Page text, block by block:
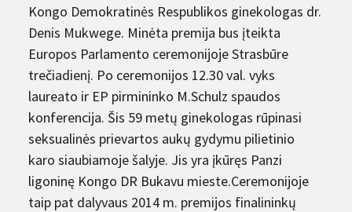
Kongo Demokratinės Respublikos ginekologas dr.
Denis Mukwege. Minėta premija bus įteikta
Europos Parlamento ceremonijoje Strasbūre
trečiadienį. Po ceremonijos 12.30 val. vyks
laureato ir EP pirmininko M.Schulz spaudos
konferencija. Šis 59 metų ginekologas rūpinasi
seksualinės prievartos aukų gydymu pilietinio
karo siaubiamoje šalyje. Jis yra įkūręs Panzi
ligoninę Kongo DR Bukavu mieste.Ceremonijoje
taip pat dalyvaus 2014 m. premijos finalininkų